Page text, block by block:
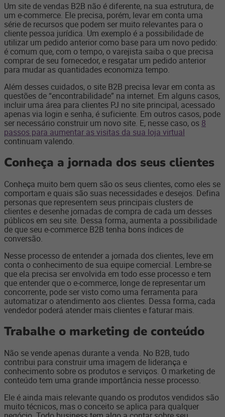
Um site de vendas B2B não é diferente, na sua estrutura, de
um e-commerce. Ele precisa, porém, levar em conta uma
série de recursos que podem ser muito relevantes para o
cliente pessoa jurídica. Um exemplo é a possibilidade de
utilizar um pedido anterior como base para um novo pedido:
é comum que, com o tempo, o varejista saiba o que precisa
comprar de seu fornecedor, e resgatar um pedido anterior
para mudar as quantidades economiza tempo.
Além desses cuidados, o site B2B precisa levar em conta as
questões de “encontrabilidade” na internet. Em alguns casos,
incluir uma área para clientes PJ no site principal, acessado
apenas via login e senha, é suficiente. Em outros casos, pode
ser necessário construir um novo site. E, nesse caso, os 8
passos para aumentar as visitas da sua loja virtual
continuam valendo.
Conheça a jornada dos seus clientes
Conheça muito bem quem são os seus clientes, como eles se
comportam e quais são suas necessidades e desejos. Defina
personas que representem seus principais clusters de
clientes e desenhe jornadas de compra de cada um desses
públicos em seu site. Dessa forma, aumenta a possibilidade
de que seu e-commerce B2B tenha bons índices de
conversão.
Nesse processo de entender a jornada dos clientes, leve em
conta o conhecimento de sua equipe comercial. Lembre-se
que ela precisa ser envolvida em todo esse processo e tem
que entender que o e-commerce, longe de representar um
concorrente, pode ser visto como uma ferramenta para
automatizar o atendimento aos clientes. Dessa forma, cada
vendedor poderá atender mais clientes e faturar mais.
Trabalhe o marketing de conteúdo
Não se vende apenas durante a venda. No B2B, tudo
contribui para construir uma imagem de liderança e
conhecimento sobre os produtos e serviços. O marketing de
conteúdo tem uma grande importância nesse processo.
Ele é ainda mais relevante quando os produtos vendidos são
muito técnicos, mas o conceito se aplica para qualquer